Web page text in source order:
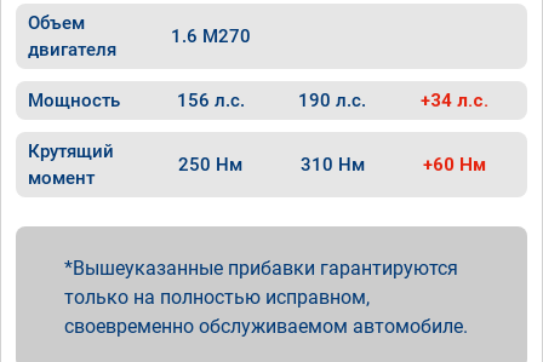
Объем
двигателя
1.6 M270
Мощность 156 л.с. 190 л.с. +34 л.с.
Крутящий
момент
250 Нм 310 Нм +60 Нм
Вышеуказанные прибавки гарантируются
только на полностью исправном,
своевременно обслуживаемом автомобиле.